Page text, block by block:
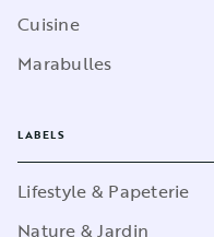
Cuisine
Marabulles
LABELS
Lifestyle & Papeterie
Nature & Jardin